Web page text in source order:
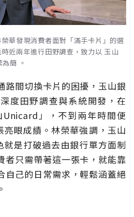
華發現消費者面對「滿手卡片」的選
近兩年進行田野調查，致力以 玉山
簡 。
路間切換卡片的困擾，玉山銀
度田野調查與系統開發，在
」，不到兩年時間便
眼成績。林榮華強調，玉山
是打破過去由銀行單方面制
者只需帶著這一張卡，就能靠
自己的日常需求，輕鬆涵蓋絕